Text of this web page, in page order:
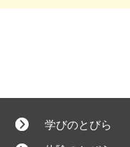
学びのとびら